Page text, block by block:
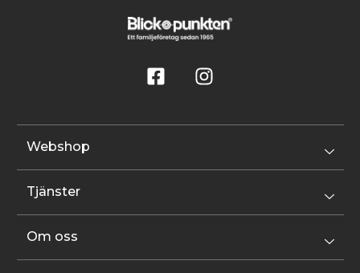
Webshop
Tjänster
Om oss